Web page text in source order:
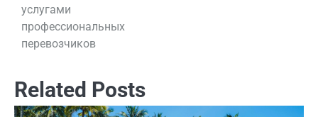
записям
услугами
профессиональных
перевозчиков
Related Posts